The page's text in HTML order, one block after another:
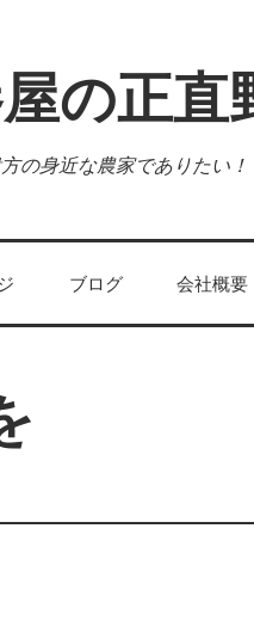
の正直
の身近な農家でありたい！
ブログ 会社概要